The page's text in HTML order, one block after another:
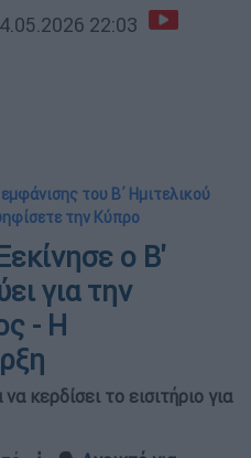
22:03
του Β΄ Ημιτελικού
την Κύπρο
ο Β'
για την
- Η
κερδίσει το εισιτήριο για